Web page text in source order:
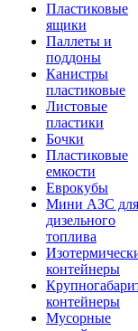
Пластиковые
ящики
Паллеты и
поддоны
Канистры
пластиковые
Листовые
пластики
Бочки
Пластиковые
емкости
Еврокубы
Мини АЗС для
дизельного
топлива
контейнеры
контейнеры
Мусорные